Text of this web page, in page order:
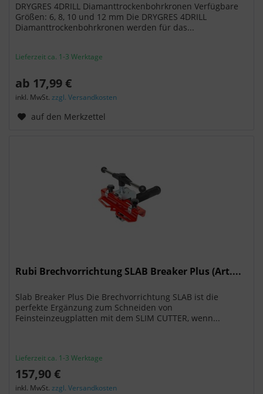
DRYGRES 4DRILL Diamanttrockenbohrkronen Verfügbare
Größen: 6, 8, 10 und 12 mm Die DRYGRES 4DRILL
Diamanttrockenbohrkronen werden für das...
Lieferzeit ca. 1-3 Werktage
ab 17,99 €
inkl. MwSt.zzgl. Versandkosten
auf den Merkzettel
Rubi Brechvorrichtung SLAB Breaker Plus (Art....
Slab Breaker Plus Die Brechvorrichtung SLAB ist die
perfekte Ergänzung zum Schneiden von
Feinsteinzeugplatten mit dem SLIM CUTTER, wenn...
Lieferzeit ca. 1-3 Werktage
157,90 €
inkl. MwSt.zzgl. Versandkosten